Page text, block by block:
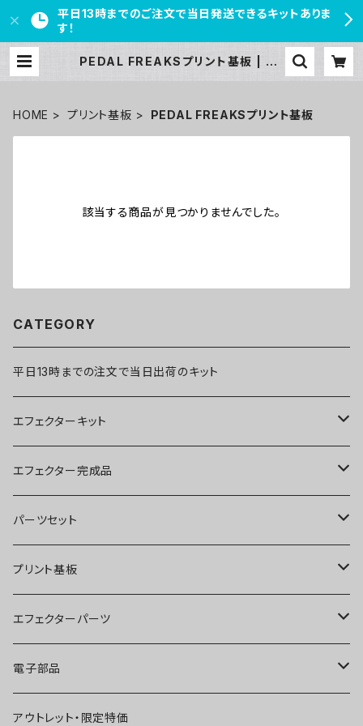
平日13時までのご注文で当日発送できるキットありま
す！
PEDAL FREAKSプリント基板 | PE
HOME プリント基板 PEDAL FREAKSプリント基板
該当する商品が見つかりませんでした。
CATEGORY
平日13時までの注文で当日出荷のキット
エフェクターキット
ブースター
オーバードライブ
ディストーション
ファズ
プリアンプ
空間系
エフェクター完成品
ブースター
オーバードライブ
ディストーション
ファズ
空間系
パーツセット
ブースター
オーバードライブ
ディストーション
ファズ
プリント基板
オーバードライブ
ディストーション
ファズ
エフェクターパーツ
スイッチ
ジャック
電子部品
IC
アウトレット・限定特価